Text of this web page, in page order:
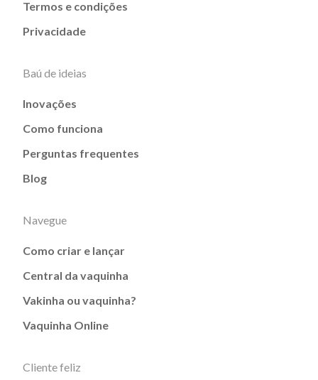
Termos e condições
Privacidade
Baú de ideias
Inovações
Como funciona
Perguntas frequentes
Blog
Navegue
Como criar e lançar
Central da vaquinha
Vakinha ou vaquinha?
Vaquinha Online
Cliente feliz